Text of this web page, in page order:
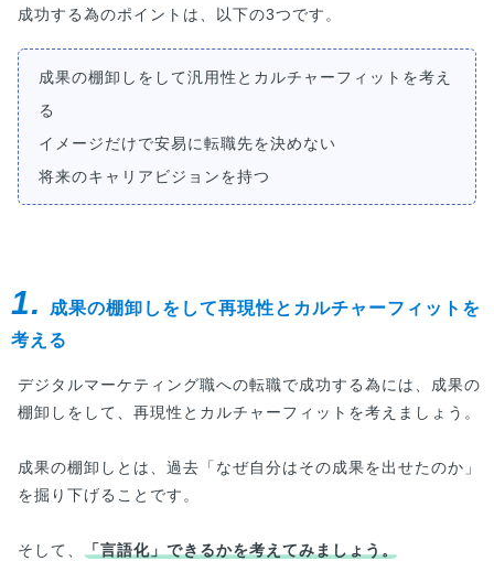
成功する為のポイントは、以下の3つです。
成果の棚卸しをして汎用性とカルチャーフィットを考え
る
イメージだけで安易に転職先を決めない
将来のキャリアビジョンを持つ
1.
成果の棚卸しをして再現性とカルチャーフィットを
考える
デジタルマーケティング職への転職で成功する為には、成果の
棚卸しをして、再現性とカルチャーフィットを考えましょう。
成果の棚卸しとは、過去「なぜ自分はその成果を出せたのか」
を掘り下げることです。
そして、 「言語化」できるかを考えてみましょう。